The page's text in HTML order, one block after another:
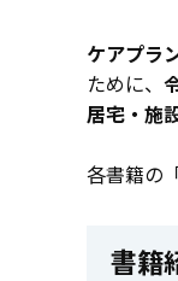
ケアプラ
ために、
居宅・施
各書籍の
書籍